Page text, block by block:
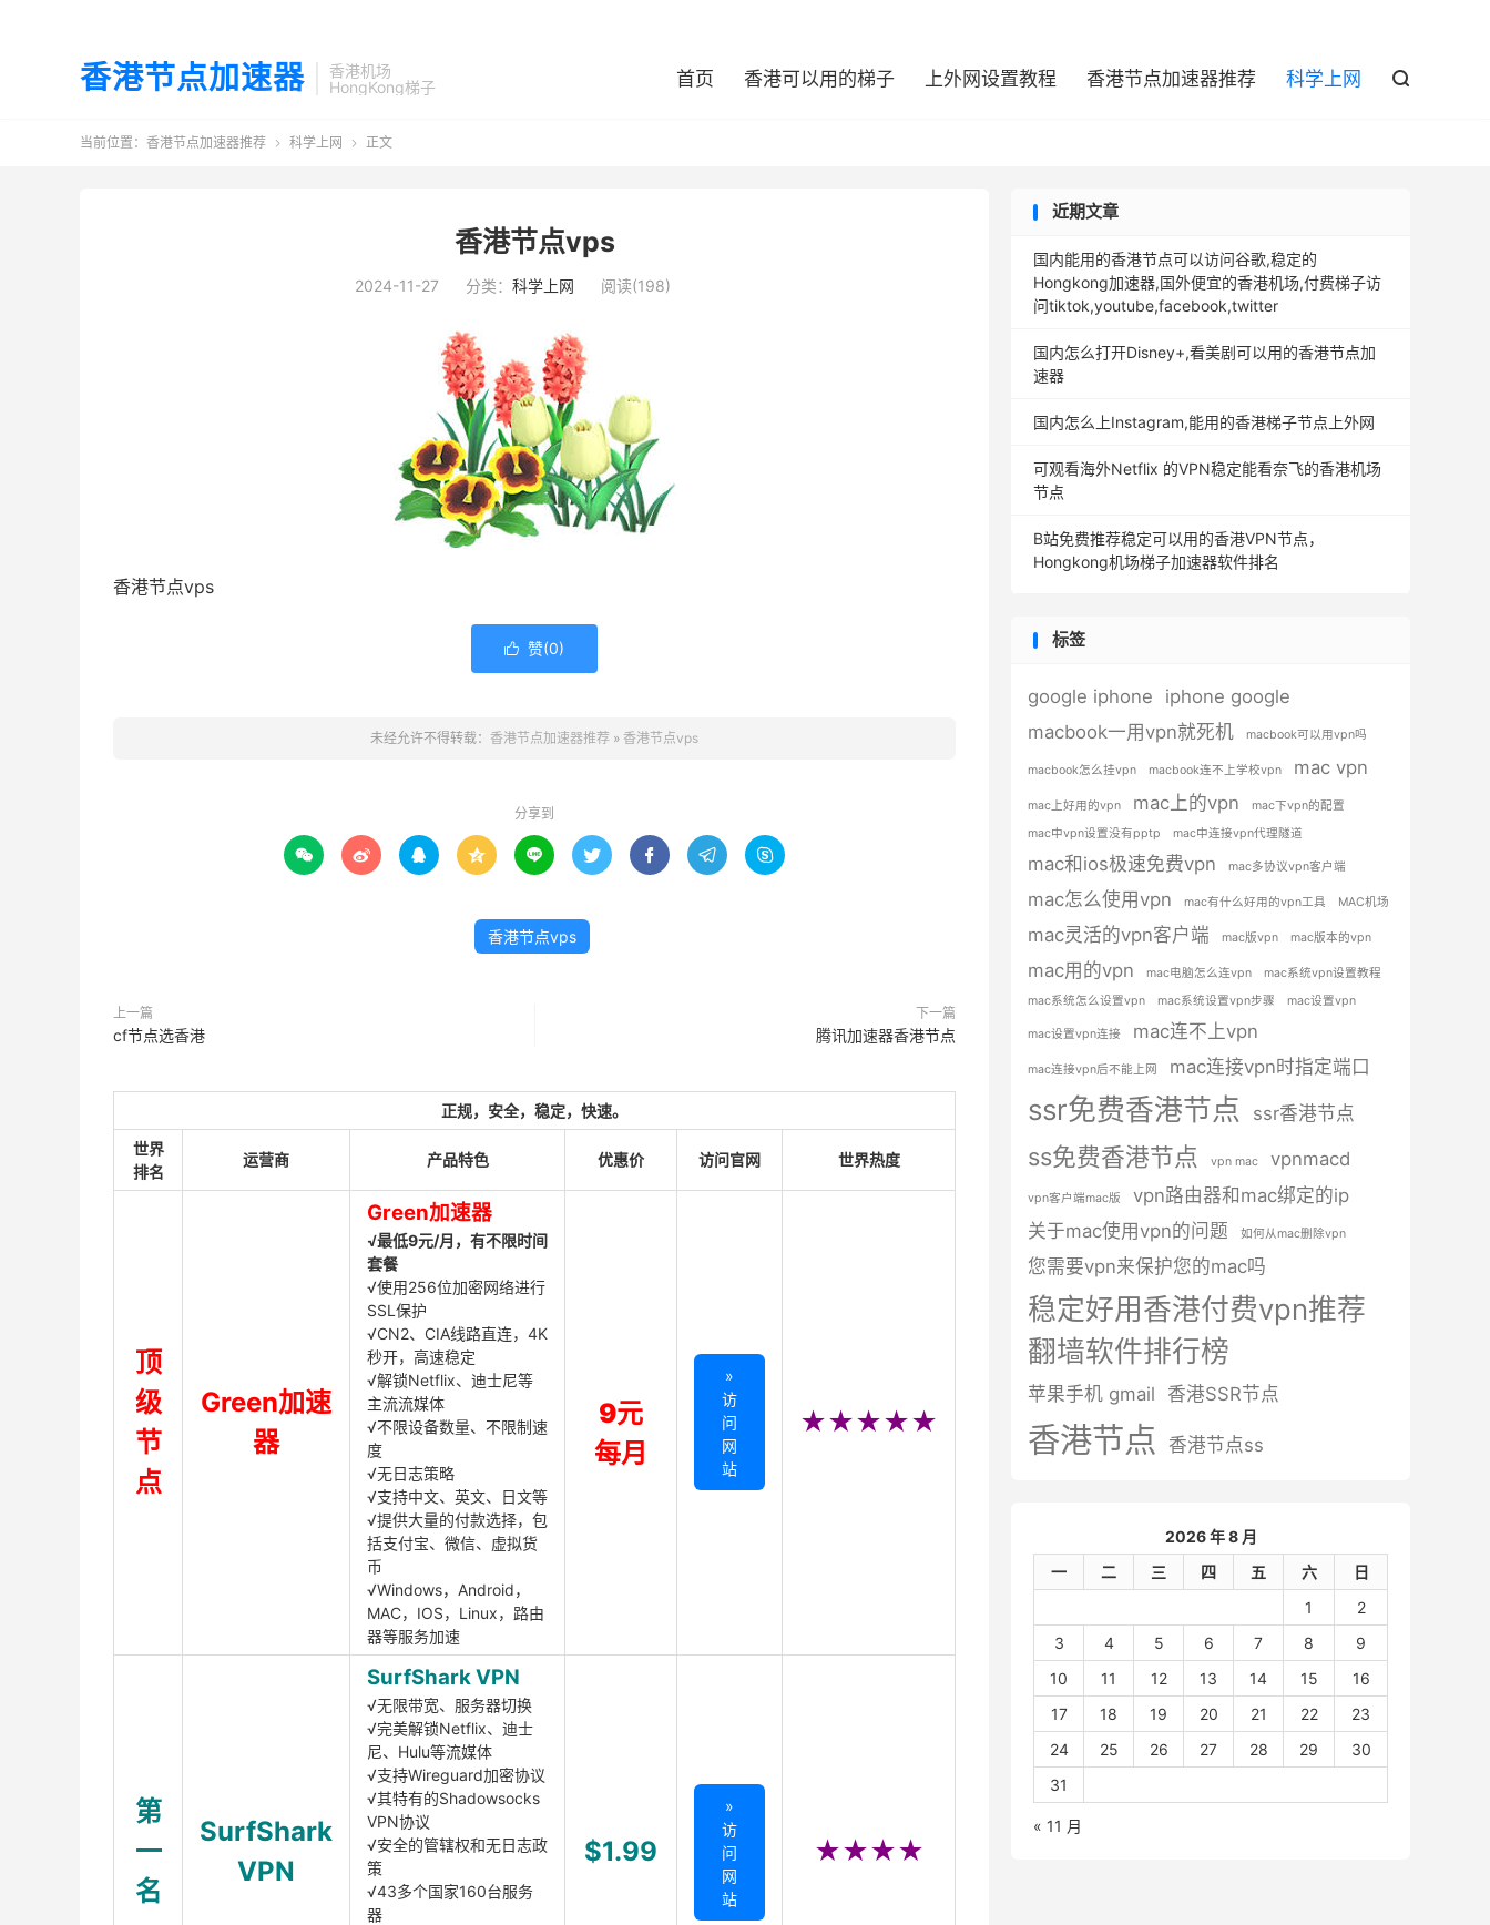
香港节点加速器
香港机场
HongKong梯子
首页 香港可以用的梯子 上外网设置教程 香港节点加速器推荐 科学上网 
当前位置： 香港节点加速器推荐  科学上网  正文
香港节点vps
2024-11-27 分类： 科学上网 阅读(198)
香港节点vps
 赞(0)
未经允许不得转载： 香港节点加速器推荐 » 香港节点vps
分享到
        
香港节点vps
上一篇
cf节点选香港
下一篇
腾讯加速器香港节点
正规，安全，稳定，快速。
世界
排名
运营商 产品特色 优惠价 访问官网 世界热度
顶
级
节
点
Green加速
器
Green加速器
√最低9元/月，有不限时间
套餐
√使用256位加密网络进行
SSL保护
√CN2、CIA线路直连，4K
秒开，高速稳定
√解锁Netflix、迪士尼等
主流流媒体
√不限设备数量、不限制速
度
√无日志策略
√支持中文、英文、日文等
√提供大量的付款选择，包
括支付宝、微信、虚拟货
币
√Windows，Android，
MAC，IOS，Linux，路由
器等服务加速
9元
每月
»
访
问
网
站
★★★★★
第
一
名
SurfShark
VPN
SurfShark VPN
√无限带宽、服务器切换
√完美解锁Netflix、迪士
尼、Hulu等流媒体
√支持Wireguard加密协议
√其特有的Shadowsocks
VPN协议
√安全的管辖权和无日志政
策
√43多个国家160台服务
器
$1.99
»
访
问
网
站
★★★★
近期文章
国内能用的香港节点可以访问谷歌,稳定的
Hongkong加速器,国外便宜的香港机场,付费梯子访
问tiktok,youtube,facebook,twitter
国内怎么打开Disney+,看美剧可以用的香港节点加
速器
国内怎么上Instagram,能用的香港梯子节点上外网
可观看海外Netflix 的VPN稳定能看奈飞的香港机场
节点
B站免费推荐稳定可以用的香港VPN节点，
Hongkong机场梯子加速器软件排名
标签
google iphone
iphone google
macbook一用vpn就死机
macbook可以用vpn吗
macbook怎么挂vpn macbook连不上学校vpn mac vpn
mac上好用的vpn mac上的vpn
mac下vpn的配置
mac中vpn设置没有pptp
mac中连接vpn代理隧道
mac和ios极速免费vpn mac多协议vpn客户端
mac怎么使用vpn mac有什么好用的vpn工具 MAC机场
mac灵活的vpn客户端 mac版vpn mac版本的vpn
mac用的vpn mac电脑怎么连vpn
mac系统vpn设置教程
mac系统怎么设置vpn
mac系统设置vpn步骤 mac设置vpn
mac设置vpn连接 mac连不上vpn
mac连接vpn后不能上网 mac连接vpn时指定端口
ssr免费香港节点 ssr香港节点
ss免费香港节点 vpn mac vpnmacd
vpn客户端mac版
vpn路由器和mac绑定的ip
关于mac使用vpn的问题
如何从mac删除vpn
您需要vpn来保护您的mac吗
稳定好用香港付费vpn推荐
翻墙软件排行榜
苹果手机 gmail 香港SSR节点
香港节点 香港节点ss
2026 年 8 月
一
二 三 四 五 六
日
1
2
3
4 5 6 7 8
9
10
11 12 13 14 15
16
17
18 19 20 21 22
23
24
25 26 27 28 29
30
31
« 11 月